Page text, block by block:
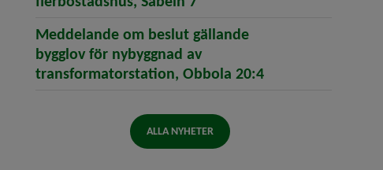
Meddelande om beslut gällande
bygglov för nybyggnad av
transformatorstation, Obbola 20:4(öppnar artikeln
ALLA NYHETER